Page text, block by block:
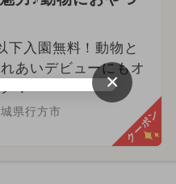
下入園無料！動物と
あいデビューにもオ
！
県行方市 クーポン
×